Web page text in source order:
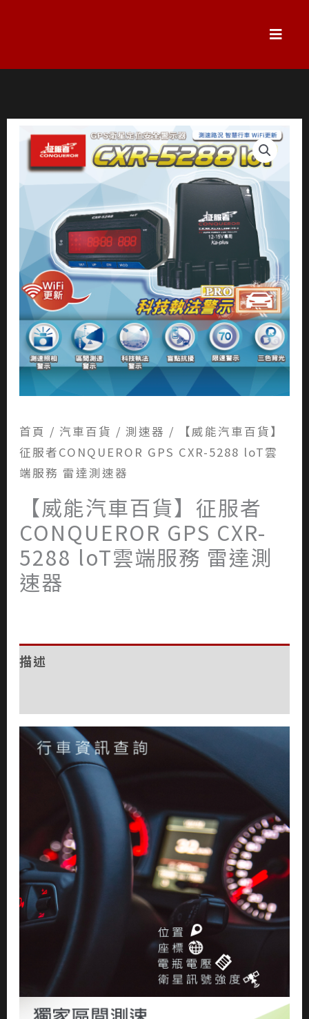
容
首頁 / 汽車百貨 / 測速器 / 【威能汽車百貨】
征服者CONQUEROR GPS CXR-5288 loT雲
端服務 雷達測速器
【威能汽車百貨】征服者
CONQUEROR GPS CXR-
5288 loT雲端服務 雷達測
速器
描述